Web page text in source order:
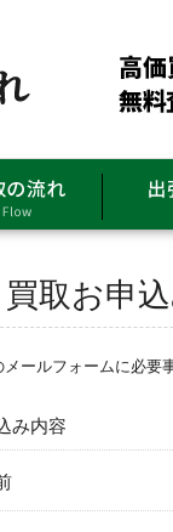
買取お申
メールフォームに必要
み内容